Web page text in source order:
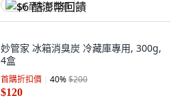
$6 酷澎幣回饋
妙管家 冰箱消臭炭 冷藏庫專用, 300g,
4盒
首購折扣價 40%$200
$120